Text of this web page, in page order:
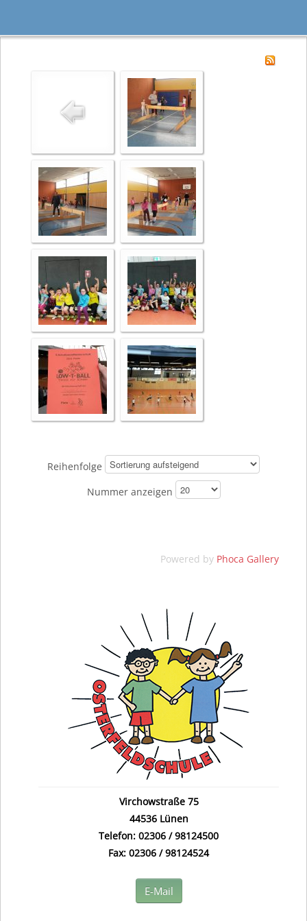
Reihenfolge
Nummer anzeigen
Powered by Phoca Gallery
Virchowstraße 75
44536 Lünen
Telefon: 02306 / 98124500
Fax: 02306 / 98124524
E-Mail